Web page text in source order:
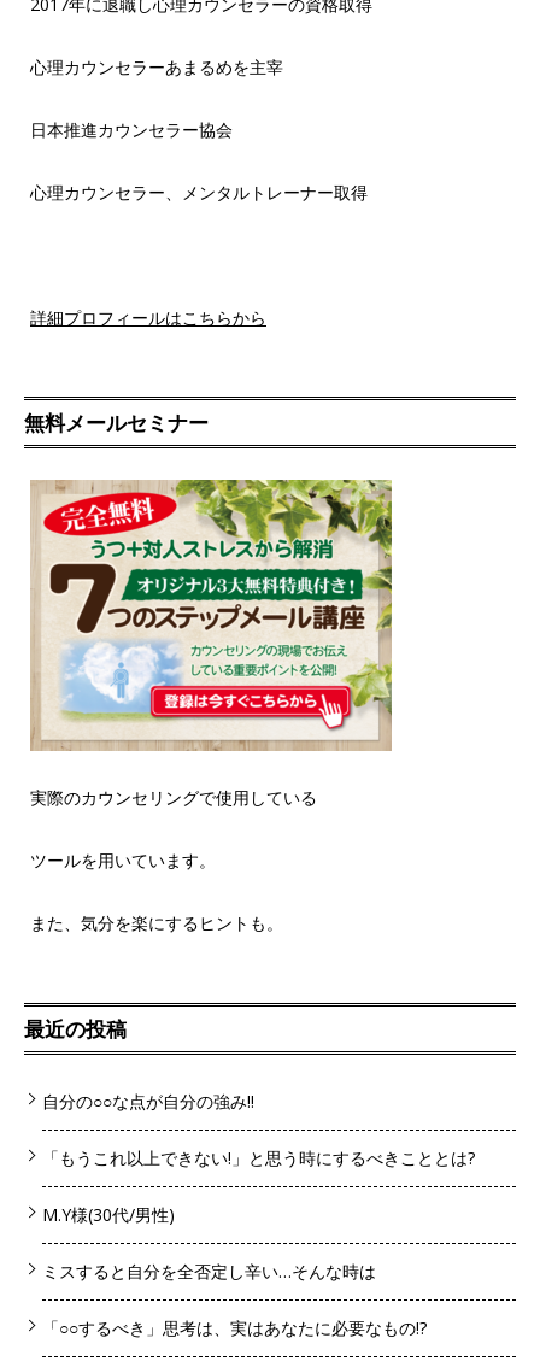
心理カウンセラーあまるめを主宰
日本推進カウンセラー協会
心理カウンセラー、メンタルトレーナー取得
詳細プロフィールはこちらから
無料メールセミナー
実際のカウンセリングで使用している
ツールを用いています。
また、気分を楽にするヒントも。
最近の投稿
自分の○○な点が自分の強み!!
「もうこれ以上できない!」と思う時にするべきこととは?
M.Y様(30代/男性)
ミスすると自分を全否定し辛い…そんな時は
「○○するべき」思考は、実はあなたに必要なもの!?